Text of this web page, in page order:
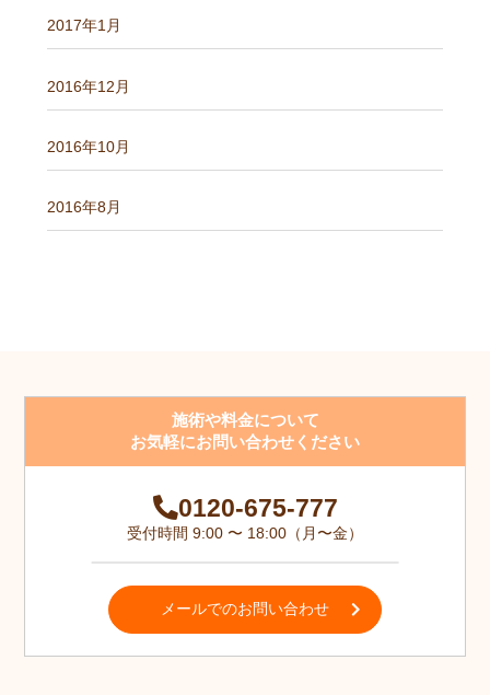
2017年1月
2016年12月
2016年10月
2016年8月
施術や料金について
お気軽にお問い合わせください
0120-675-777
受付時間 9:00 〜 18:00（月〜金）
メールでのお問い合わせ